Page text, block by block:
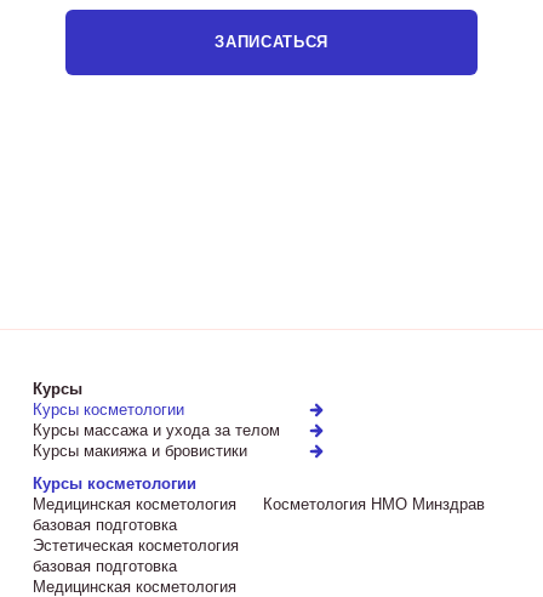
ЗАПИСАТЬСЯ
Курсы
Курсы косметологии
Курсы массажа и ухода за телом
Курсы макияжа и бровистики
Курсы косметологии
Медицинская косметология
базовая подготовка
Эстетическая косметология
базовая подготовка
Медицинская косметология
Косметология НМО Минздрав